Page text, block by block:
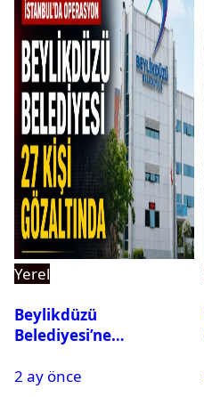
Yerel
Beylikdüzü
Belediyesi’ne
Gözaltına Alındı
2 ay önce